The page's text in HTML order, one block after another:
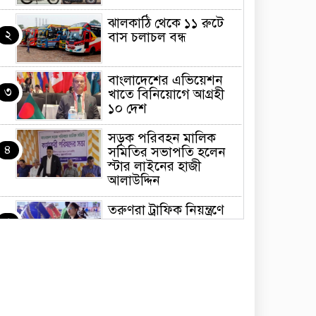
২
ঝালকাঠি থেকে ১১ রুটে
বাস চলাচল বন্ধ
৩
বাংলাদেশের এভিয়েশন
খাতে বিনিয়োগে আগ্রহী
১০ দেশ
৪
সড়ক পরিবহন মালিক
সমিতির সভাপতি হলেন
স্টার লাইনের হাজী
আলাউদ্দিন
৫
তরুণরা ট্রাফিক নিয়ন্ত্রণে
নামুক আবার